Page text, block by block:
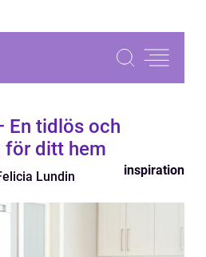
En tidlös och
för ditt hem
Lundin inspiration